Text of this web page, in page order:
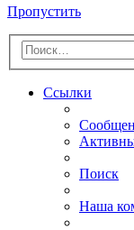
Пропустить
Ссылки
Поиск
Наша